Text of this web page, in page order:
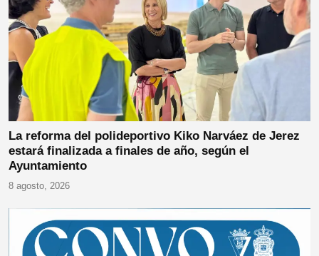
La reforma del polideportivo Kiko Narváez de Jerez
estará finalizada a finales de año, según el
Ayuntamiento
8 agosto, 2026